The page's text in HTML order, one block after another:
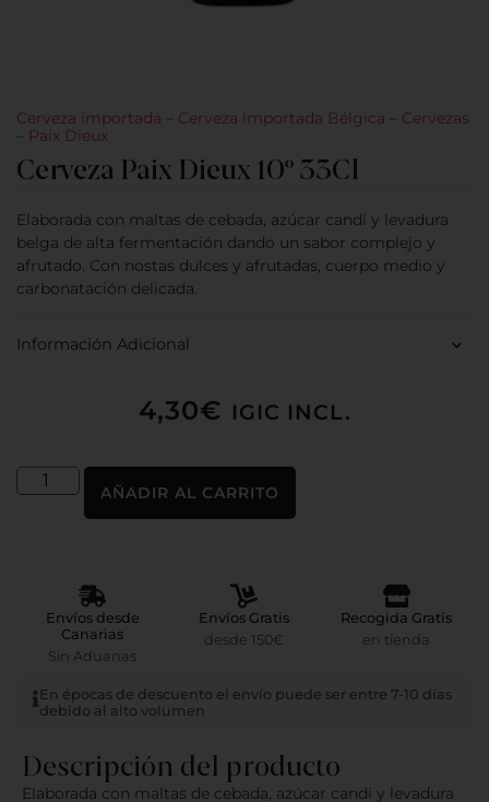
Cerveza importada Cerveza importada Bélgica
Cervezas
Paix Dieux
Cerveza Paix Dieux 10º 33Cl
Elaborada con maltas de cebada, azúcar candi y levadura
belga de alta fermentación dando un sabor complejo y
afrutado. Con nostas dulces y afrutadas, cuerpo medio y
carbonatación delicada.
Información Adicional
4,30€ IGIC INCL.
AÑADIR AL CARRITO
Envíos desde
Canarias
Sin Aduanas
Envíos Gratis
desde 150€
Recogida Gratis
en tienda
En épocas de descuento el envío puede ser entre 7-10 días
debido al alto volumen
Descripción del producto
Elaborada con maltas de cebada, azúcar candi y levadura